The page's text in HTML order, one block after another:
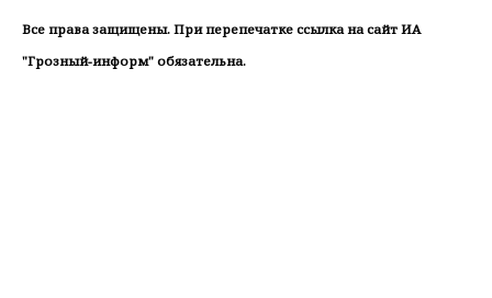
Все права защищены. При перепечатке ссылка на сайт ИА
"Грозный-информ" обязательна.